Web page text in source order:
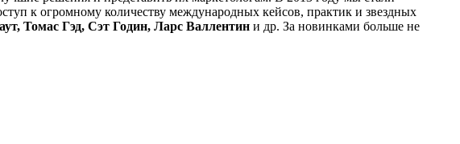
к огромному количеству международных кейсов, практик и звездных
Томас Гэд, Сэт Годин, Ларс Валлентин и др. За новинками больше не